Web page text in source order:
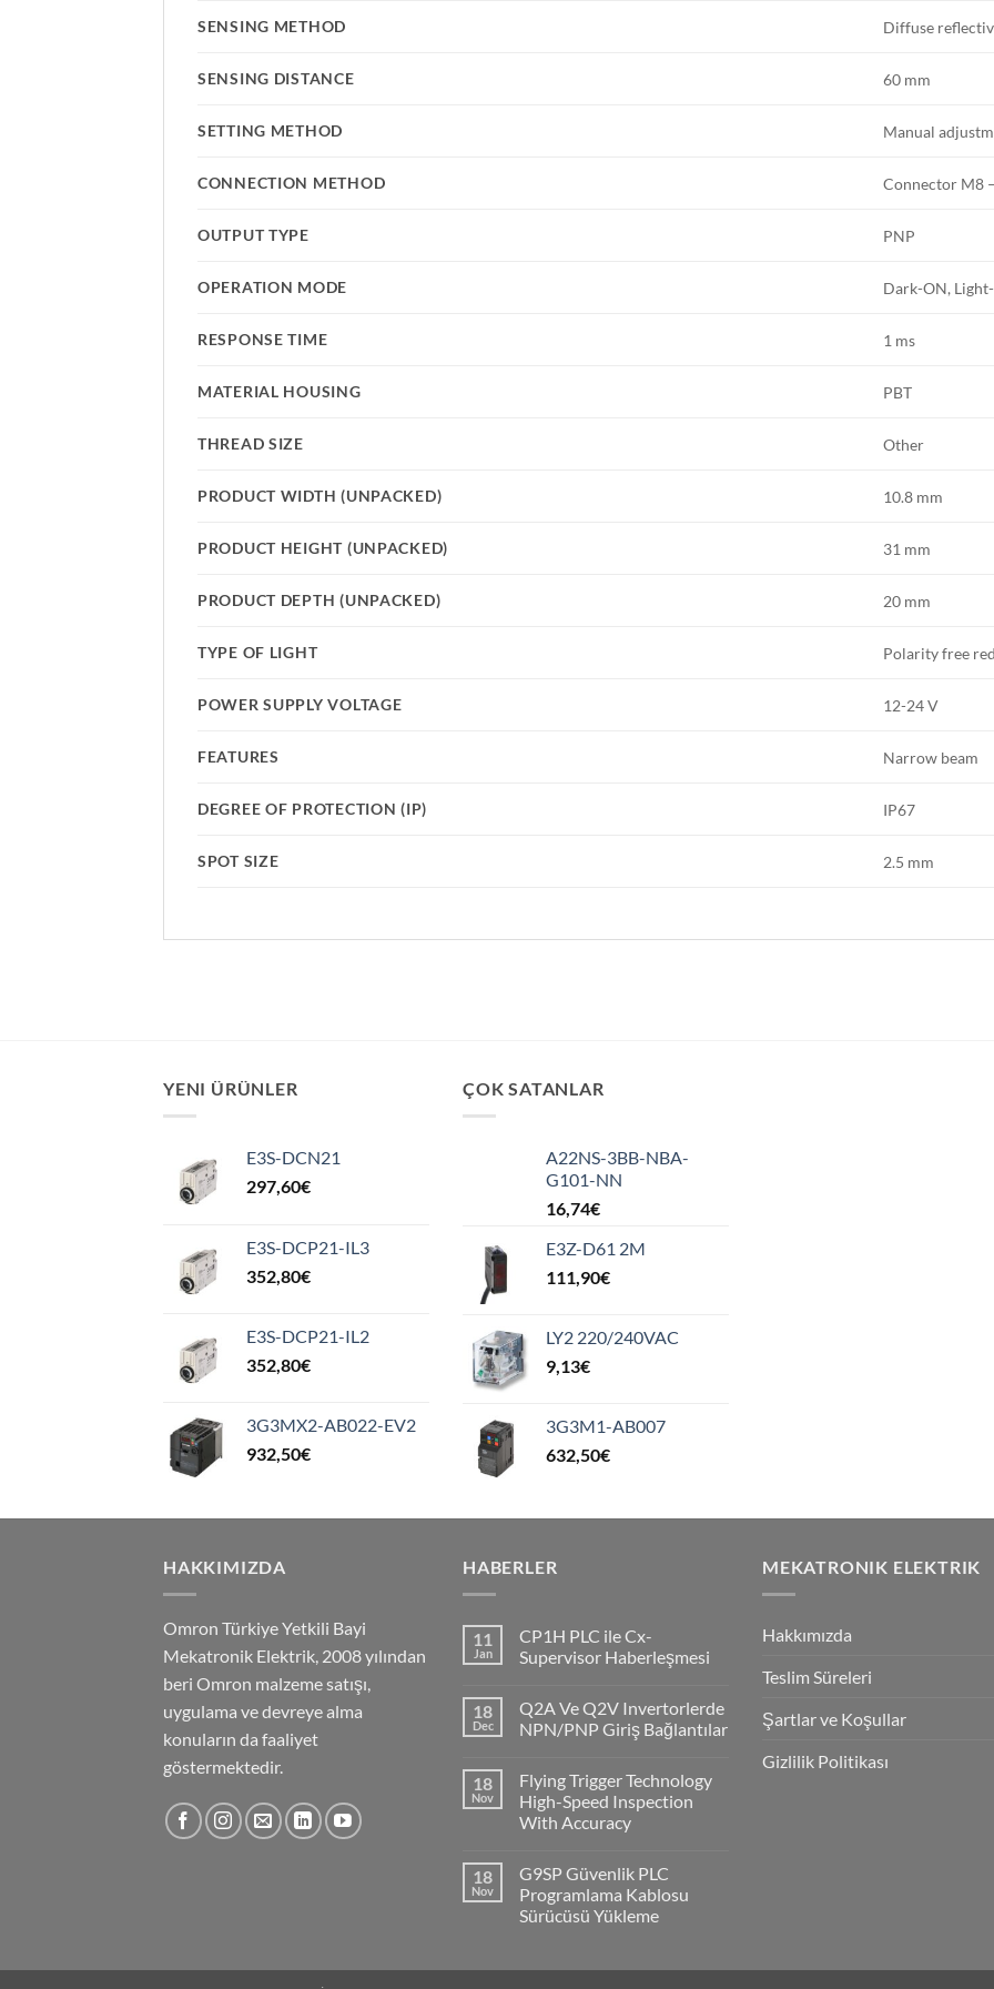
SENSING METHOD Diffuse
SENSING DISTANCE 60 mm
SETTING METHOD Manual
CONNECTION METHOD Connector M8
OUTPUT TYPE PNP
OPERATION MODE Dark-ON,
RESPONSE TIME 1 ms
MATERIAL HOUSING PBT
THREAD SIZE Other
PRODUCT WIDTH (UNPACKED) 10.8 mm
PRODUCT HEIGHT (UNPACKED) 31 mm
PRODUCT DEPTH (UNPACKED) 20 mm
TYPE OF LIGHT Polarity free
POWER SUPPLY VOLTAGE 12-24 V
FEATURES Narrow beam
DEGREE OF PROTECTION (IP) IP67
SPOT SIZE 2.5 mm
YENI ÜRÜNLER
E3S-DCN21
297,60€
E3S-DCP21-IL3
352,80€
E3S-DCP21-IL2
352,80€
3G3MX2-AB022-EV2
932,50€
ÇOK SATANLAR
A22NS-3BB-NBA-
G101-NN
16,74€
E3Z-D61 2M
111,90€
LY2 220/240VAC
9,13€
3G3M1-AB007
632,50€
HAKKIMIZDA
Omron Türkiye Yetkili Bayi
Mekatronik Elektrik, 2008 yılından
beri Omron malzeme satışı,
uygulama ve devreye alma
konuların da faaliyet
göstermektedir.
HABERLER
11
Jan
CP1H PLC ile Cx-
Supervisor Haberleşmesi
on
CP1H
PLC
Supervisor
Haberleşmesi
18
Dec
Q2A Ve Q2V Invertorlerde
NPN/PNP Giriş Bağlantılar
on
Q2A
Ve
Q2V
Giriş
Bağlantılar
18
Nov
Flying Trigger Technology
High-Speed Inspection
With Accuracy
on
Flying
Trigger
Technology
With
18
Nov
G9SP Güvenlik PLC
Programlama Kablosu
Sürücüsü Yükleme
MEKATRONIK ELEKTRIK
Hakkımızda
Teslim Süreleri
Şartlar ve Koşullar
Gizlilik Politikası